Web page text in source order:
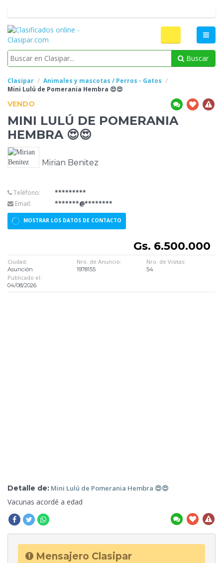
Buscar
Clasipar
Animales y mascotas / Perros - Gatos
Mini Lulú de Pomerania Hembra 😍😍
VENDO
MINI LULÚ DE POMERANIA
HEMBRA 😍😍
Mirian Benitez
Teléfono:
*********
Email:
*******@********
MOSTRAR LOS DATOS DE CONTACTO
Gs. 6.500.000
Ciudad:
Asunción
Nro. de Anuncio:
1978155
Nro. de Visitas:
54
Publicado el:
04/08/2026
Detalle de: Mini Lulú de Pomerania Hembra 😍😍
Vacunas acordé a edad
Mensajero Clasipar